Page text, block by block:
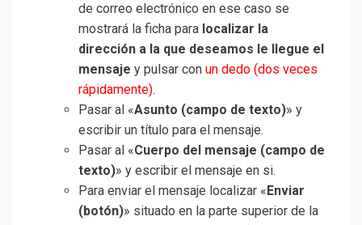
de correo electrónico en ese caso se
mostrará la ficha para localizar la
dirección a la que deseamos le llegue el
mensaje y pulsar con un dedo (dos veces
rápidamente).
Pasar al «Asunto (campo de texto)» y
escribir un título para el mensaje.
Pasar al «Cuerpo del mensaje (campo de
texto)» y escribir el mensaje en si.
Para enviar el mensaje localizar « Enviar
(botón)» situado en la parte superior de la